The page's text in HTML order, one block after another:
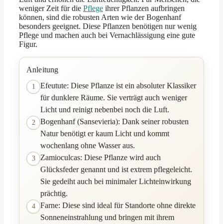
weniger Zeit für die Pflege ihrer Pflanzen aufbringen
können, sind die robusten Arten wie der Bogenhanf
besonders geeignet. Diese Pflanzen benötigen nur wenig
Pflege und machen auch bei Vernachlässigung eine gute
Figur.
Anleitung
1
Efeutute: Diese Pflanze ist ein absoluter Klassiker
für dunklere Räume. Sie verträgt auch weniger
Licht und reinigt nebenbei noch die Luft.
2
Bogenhanf (Sansevieria): Dank seiner robusten
Natur benötigt er kaum Licht und kommt
wochenlang ohne Wasser aus.
3
Zamioculcas: Diese Pflanze wird auch
Glücksfeder genannt und ist extrem pflegeleicht.
Sie gedeiht auch bei minimaler Lichteinwirkung
prächtig.
4
Farne: Diese sind ideal für Standorte ohne direkte
Sonneneinstrahlung und bringen mit ihrem